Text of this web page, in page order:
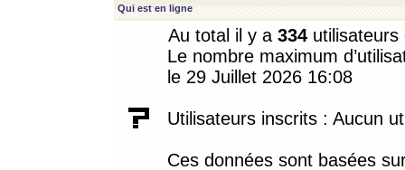
Qui est en ligne
Au total il y a 334
Le nombre maximum
le 29 Juillet 2026 16:08
Utilisateurs inscrits : Aucun
Ces données sont basées